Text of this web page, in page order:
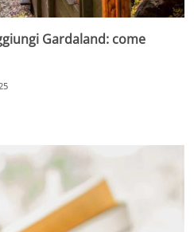
Gardaland: come